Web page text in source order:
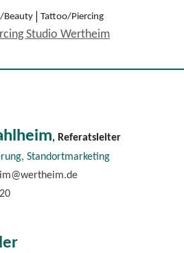
Beauty Tattoo/Piercing
Studio Wertheim
, Referatsleiter
Standortmarketing
20